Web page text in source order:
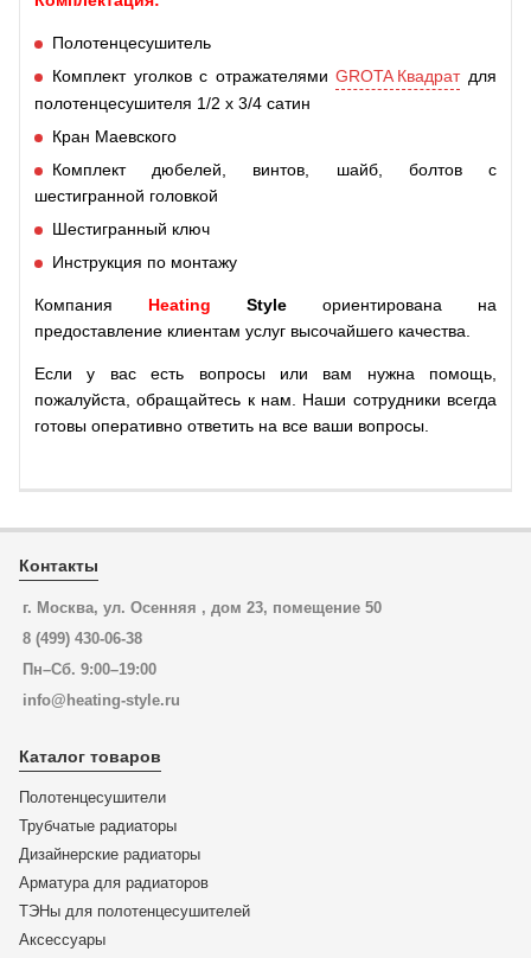
Полотенцесушитель
Комплект уголков с отражателямиGROTA Квадратдля
полотенцесушителя 1/2 х 3/4 сатин
Кран Маевского
Комплект дюбелей, винтов, шайб, болтов с
шестигранной головкой
Шестигранный ключ
Инструкция по монтажу
Компания Heating Style ориентирована на
предоставление клиентам услуг высочайшего качества.
Если у вас есть вопросы или вам нужна помощь,
пожалуйста, обращайтесь к нам. Наши сотрудники всегда
готовы оперативно ответить на все ваши вопросы.
Контакты
г. Москва, ул. Осенняя , дом 23, помещение 50
8 (499) 430-06-38
Пн–Сб. 9:00–19:00
info@heating-style.ru
Каталог товаров
Полотенцесушители
Трубчатые радиаторы
Дизайнерские радиаторы
Арматура для радиаторов
ТЭНы для полотенцесушителей
Аксессуары